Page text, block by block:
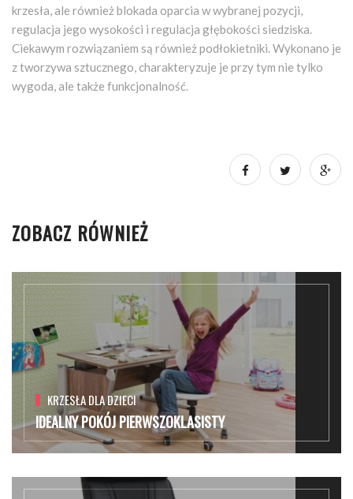
krzesła, ale również blokada oparcia w wybranej pozycji,
regulacja jego wysokości i regulacja głębokości siedziska.
Ciekawym rozwiązaniem są również podłokietniki. Wykonano je
z tworzywa sztucznego, charakteryzuje je przy tym nie tylko
wygoda, ale także funkcjonalność.
ZOBACZ RÓWNIEŻ
KRZESŁA DLA DZIECI
IDEALNY POKÓJ PIERWSZOKLASISTY